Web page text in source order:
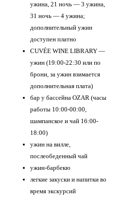
ужина, 21 ночь — 3 ужина,
31 ночь — 4 ужина;
дополнительный ужин
доступен платно
CUVÉE WINE LIBRARY —
ужин (19:00-22:30 или по
брони, за ужин взимается
дополнительная плата)
бар у бассейна OZAR (часы
работы 10:00-00:00,
шампанское и чай 16:00-
18:00)
ужин на вилле,
послеобеденный чай
ужин-барбекю
легкие закуски и напитки во
время экскурсий